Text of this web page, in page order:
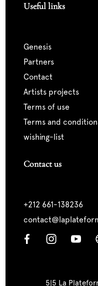
Useful links
genesis
partners
contact
artists projects
terms of use
terms and
wishing-list
Contact us
+212 661-138236
5|5 La